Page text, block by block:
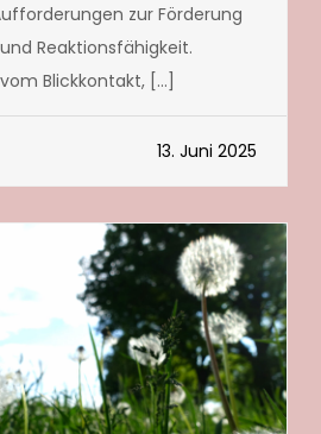
zur Förderung
Reaktionsfähigkeit.
Blickkontakt, […]
13. Juni 2025